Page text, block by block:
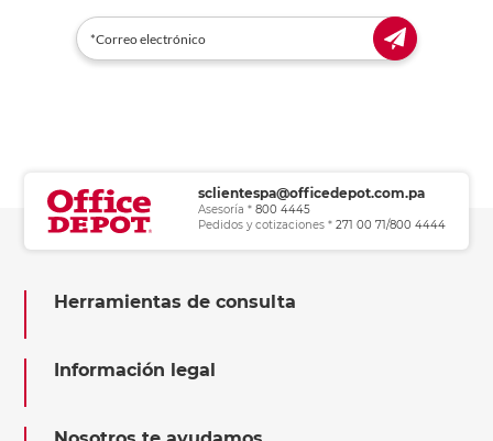
sclientespa@officedepot.com.pa
Asesoría * 800 4445
Pedidos y cotizaciones * 271 00 71/800 4444
Herramientas de consulta
Información legal